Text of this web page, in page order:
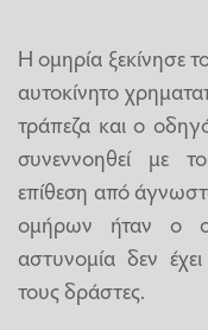
Η ομηρία ξεκίνησε
αυτοκίνητο
τράπεζα και ο
συνεννοηθεί με
επίθεση από
ομήρων ήταν ο
αστυνομία δεν
τους δράστες.